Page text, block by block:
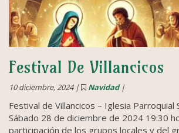
Festival De Villancicos
10 diciembre, 2024 | Navidad |
Festival de Villancicos – Iglesia Parroquial
Sábado 28 de diciembre de 2024 19:30
participación de los grupos locales y del